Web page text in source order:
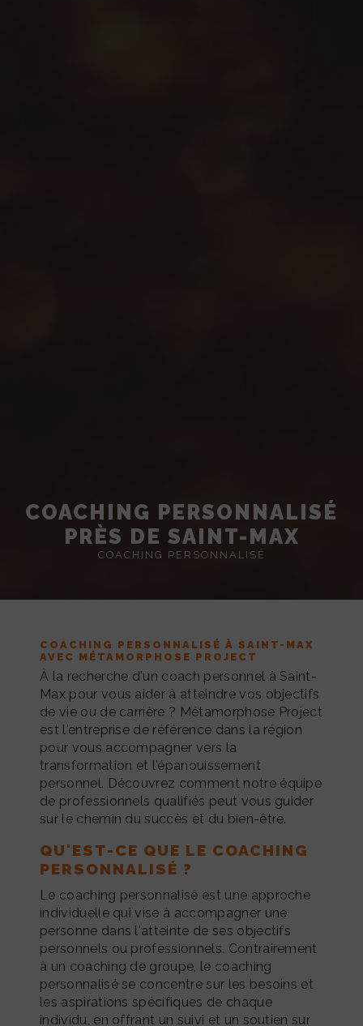
COACHING PERSONNALISÉ
PRÈS DE SAINT-MAX
COACHING PERSONNALISÉ
COACHING PERSONNALISÉ À SAINT-MAX
AVEC MÉTAMORPHOSE PROJECT
À la recherche d'un coach personnel à Saint-
Max pour vous aider à atteindre vos objectifs
de vie ou de carrière ? Métamorphose Project
est l'entreprise de référence dans la région
pour vous accompagner vers la
transformation et l'épanouissement
personnel. Découvrez comment notre équipe
de professionnels qualifiés peut vous guider
sur le chemin du succès et du bien-être.
QU'EST-CE QUE LE COACHING
PERSONNALISÉ ?
Le coaching personnalisé est une approche
individuelle qui vise à accompagner une
personne dans l'atteinte de ses objectifs
personnels ou professionnels. Contrairement
à un coaching de groupe, le coaching
personnalisé se concentre sur les besoins et
les aspirations spécifiques de chaque
individu, en offrant un suivi et un soutien sur